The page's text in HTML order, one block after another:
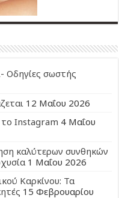
Οδηγίες σωστής
12 Μαΐου 2026
το Instagram 4 Μαΐου
καλύτερων συνθηκών
1 Μαΐου 2026
Καρκίνου: Τα
15 Φεβρουαρίου